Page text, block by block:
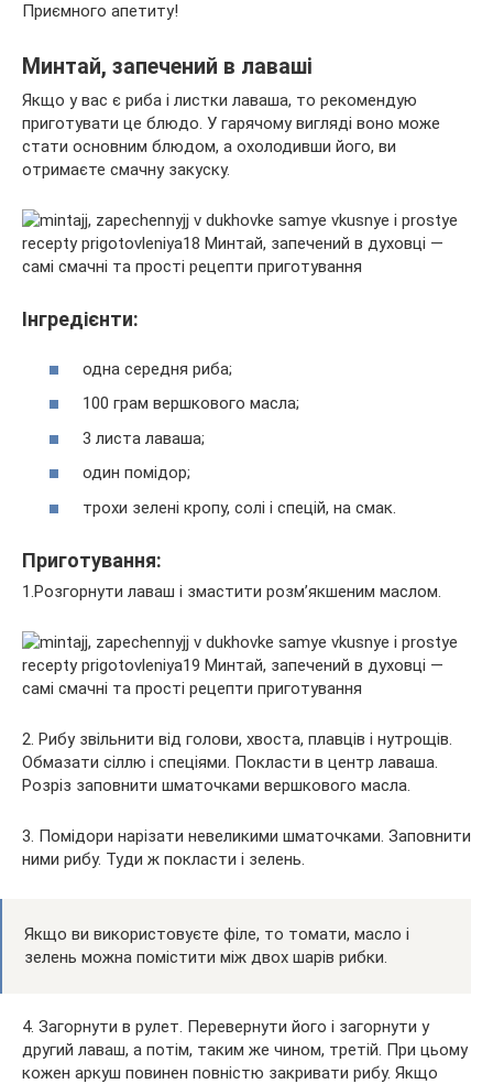
Приємного апетиту!
Минтай, запечений в лаваші
Якщо у вас є риба і листки лаваша, то рекомендую
приготувати це блюдо. У гарячому вигляді воно може
стати основним блюдом, а охолодивши його, ви
отримаєте смачну закуску.
Інгредієнти:
одна середня риба;
100 грам вершкового масла;
3 листа лаваша;
один помідор;
трохи зелені кропу, солі і спецій, на смак.
Приготування:
1.Розгорнути лаваш і змастити розм’якшеним маслом.
2. Рибу звільнити від голови, хвоста, плавців і нутрощів.
Обмазати сіллю і спеціями. Покласти в центр лаваша.
Розріз заповнити шматочками вершкового масла.
3. Помідори нарізати невеликими шматочками. Заповнити
ними рибу. Туди ж покласти і зелень.
Якщо ви використовуєте філе, то томати, масло і
зелень можна помістити між двох шарів рибки.
4. Загорнути в рулет. Перевернути його і загорнути у
другий лаваш, а потім, таким же чином, третій. При цьому
кожен аркуш повинен повністю закривати рибу. Якщо